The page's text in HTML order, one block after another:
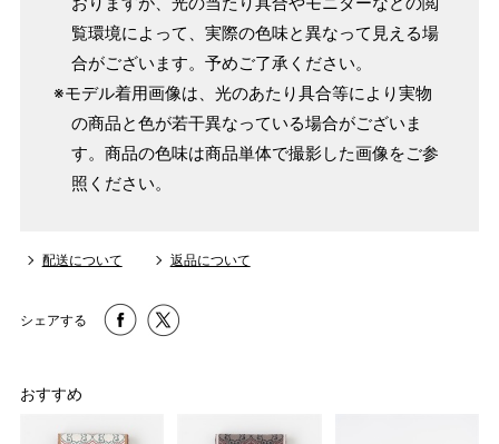
覧環境によって、実際の色味と異なって見える場
合がございます。予めご了承ください。
※モデル着用画像は、光のあたり具合等により実物
の商品と色が若干異なっている場合がございま
す。商品の色味は商品単体で撮影した画像をご参
照ください。
配送について 返品について
シェアする
おすすめ